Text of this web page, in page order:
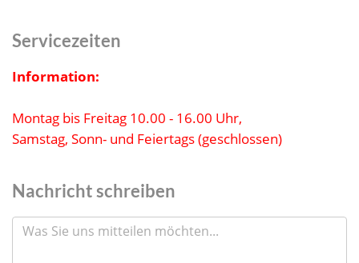
Servicezeiten
Information:
Montag bis Freitag 10.00 - 16.00 Uhr,
Samstag, Sonn- und Feiertags (geschlossen)
Nachricht schreiben